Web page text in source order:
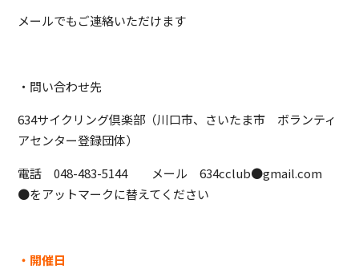
メールでもご連絡いただけます
・問い合わせ先
634サイクリング倶楽部（川口市、さいたま市 ボランティ
アセンター登録団体）
電話 048-483-5144 メール 634cclub●gmail.com
●をアットマークに替えてください
・開催日